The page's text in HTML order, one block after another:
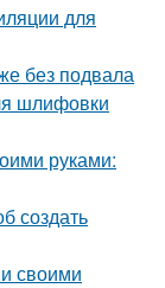
для
без подвала
шлифовки
руками:
создать
своими